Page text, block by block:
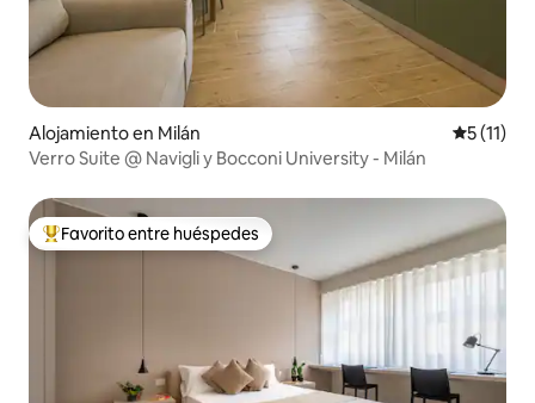
Alojamiento en Milán
5 (11)
Verro Suite @ Navigli y Bocconi University - Milán
Favorito entre huéspedes preferido
Favorito entre huéspedes